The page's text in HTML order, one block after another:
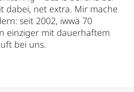
dabei, net extra. Mir mache
seit 2002, iwwä 70
einziger mit dauerhaftem
bei uns.